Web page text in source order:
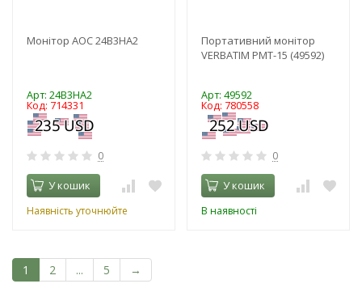
Монітор AOC 24B3HA2
Арт: 24B3HA2
Код: 714331
0
У кошик
Наявність уточнюйте
Портативний монітор
VERBATIM PMT-15 (49592)
Арт: 49592
Код: 780558
0
У кошик
В наявності
1 2 ... 5 →